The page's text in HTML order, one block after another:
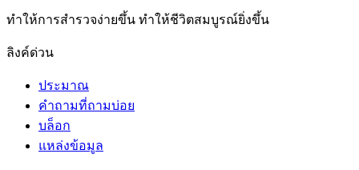
ทําให้การสํารวจง่ายขึ้น ทําให้ชีวิตสมบูรณ์ยิ่งขึ้น
ลิงค์ด่วน
ประมาณ
คำถามที่ถามบ่อย
บล็อก
แหล่งข้อมูล